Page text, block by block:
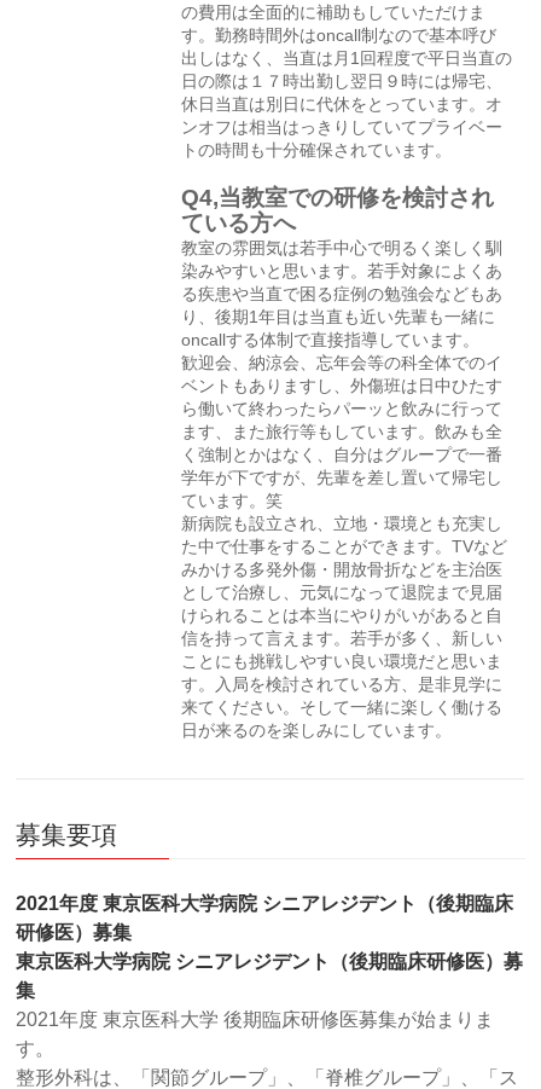
の費用は全面的に補助もしていただけま
す。勤務時間外はoncall制なので基本呼び
出しはなく、当直は月1回程度で平日当直の
日の際は１７時出勤し翌日９時には帰宅、
休日当直は別日に代休をとっています。オ
ンオフは相当はっきりしていてプライベー
トの時間も十分確保されています。
Q4,当教室での研修を検討され
ている方へ
教室の雰囲気は若手中心で明るく楽しく馴
染みやすいと思います。若手対象によくあ
る疾患や当直で困る症例の勉強会などもあ
り、後期1年目は当直も近い先輩も一緒に
oncallする体制で直接指導しています。
歓迎会、納涼会、忘年会等の科全体でのイ
ベントもありますし、外傷班は日中ひたす
ら働いて終わったらパーッと飲みに行って
ます、また旅行等もしています。飲みも全
く強制とかはなく、自分はグループで一番
学年が下ですが、先輩を差し置いて帰宅し
ています。笑
新病院も設立され、立地・環境とも充実し
た中で仕事をすることができます。TVなど
みかける多発外傷・開放骨折などを主治医
として治療し、元気になって退院まで見届
けられることは本当にやりがいがあると自
信を持って言えます。若手が多く、新しい
ことにも挑戦しやすい良い環境だと思いま
す。入局を検討されている方、是非見学に
来てください。そして一緒に楽しく働ける
日が来るのを楽しみにしています。
募集要項
2021年度 東京医科大学病院 シニアレジデント（後期臨床
研修医）募集
東京医科大学病院 シニアレジデント（後期臨床研修医）募
集
2021年度 東京医科大学 後期臨床研修医募集が始まりま
す。
整形外科は、「関節グループ」、「脊椎グループ」、「ス